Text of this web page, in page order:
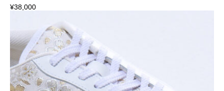
¥38,000